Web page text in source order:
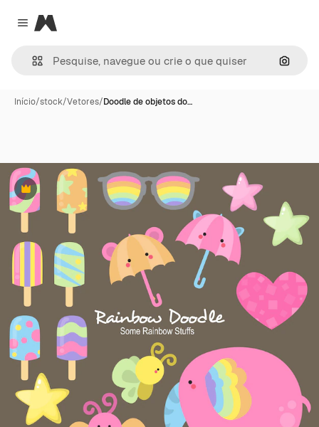
Close menu
Magnific
Início/stock/Vetores/Doodle de objetos do…
Premium